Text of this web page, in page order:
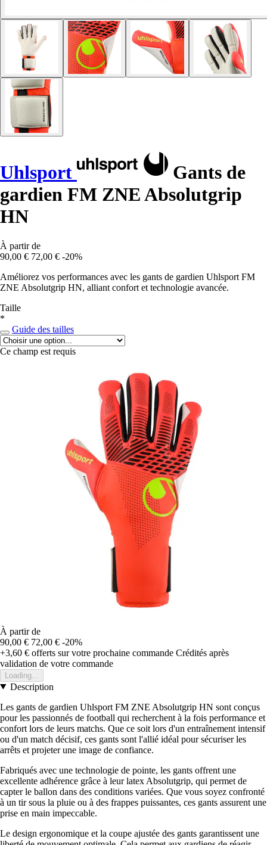
Uhlsport
Gants de
gardien FM ZNE Absolutgrip
HN
À partir de
90,00 € 72,00 € -20%
Améliorez vos performances avec les gants de gardien Uhlsport FM
ZNE Absolutgrip HN, alliant confort et technologie avancée.
Taille
*
Guide des tailles
Ce champ est requis
À partir de
90,00 € 72,00 € -20%
+3,60 € offerts sur votre prochaine commande Crédités après
validation de votre commande
Loading...
Description
Les gants de gardien Uhlsport FM ZNE Absolutgrip HN sont conçus
pour les passionnés de football qui recherchent à la fois performance et
confort lors de leurs matchs. Que ce soit lors d'un entraînement intensif
ou d'un match décisif, ces gants sont l'allié idéal pour sécuriser les
arrêts et projeter une image de confiance.
Fabriqués avec une technologie de pointe, les gants offrent une
excellente adhérence grâce à leur latex Absolutgrip, qui permet de
capter le ballon dans des conditions variées. Que vous soyez confronté
à un tir sous la pluie ou à des frappes puissantes, ces gants assurent une
prise en main impeccable.
Le design ergonomique et la coupe ajustée des gants garantissent une